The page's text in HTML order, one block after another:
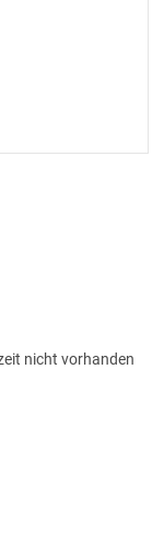
nicht vorhanden